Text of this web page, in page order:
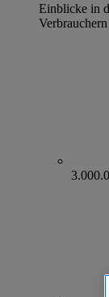
Einblicke in